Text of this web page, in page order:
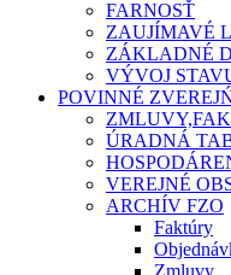
FARNOSŤ
ZAUJÍMAVÉ
ZÁKLADNÉ
VÝVOJ
POVINNÉ
ÚRADNÁ
VEREJNÉ
ARCHÍV FZO
Faktúry
Zmluvy